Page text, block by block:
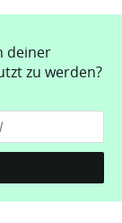
deiner
zu werden?